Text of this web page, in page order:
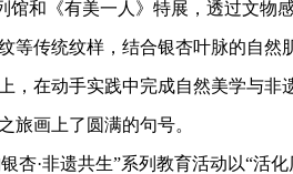
馆和 《有美一人》特展， 透过文物
等传统纹样，结合银杏叶脉的自然
，在动手实践中完成自然美学与非
旅画上了圆满的句号。
杏·非遗共生”系列 教育活动 以“活